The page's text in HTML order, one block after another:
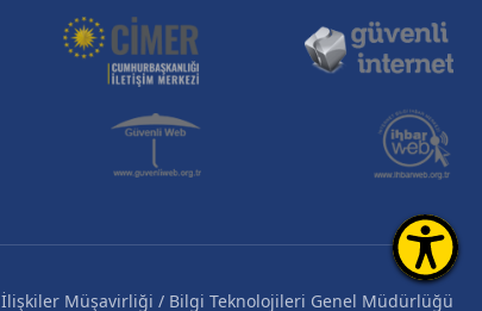
İlişkiler Müşavirliği / Bilgi Teknolojileri Genel Müdürlüğü